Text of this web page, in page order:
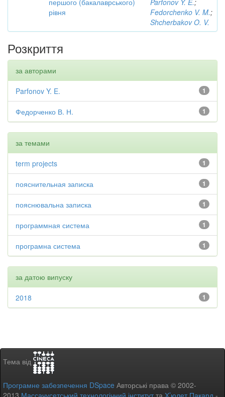
першого (бакалаврського)
рівня
Parfonov Y. E.;
Fedorchenko V. M.;
Shcherbakov O. V.
Розкриття
за авторами
1
Parfonov Y. E.
1
Федорченко В. Н.
за темами
1
term projects
1
пояснительная записка
1
пояснювальна записка
1
программная система
1
програмна система
за датою випуску
1
2018
Тема від
Програмне забезпечення DSpace Авторські права © 2002-
2013 Массачусетський технологічний інститутта Х’юлет Пакард -